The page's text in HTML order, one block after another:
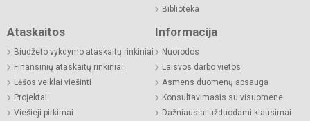
Biblioteka
Ataskaitos
Biudžeto vykdymo ataskaitų rinkiniai
Finansinių ataskaitų rinkiniai
Lėšos veiklai viešinti
Projektai
Viešieji pirkimai
Informacija
Nuorodos
Laisvos darbo vietos
Asmens duomenų apsauga
Konsultavimasis su visuomene
Dažniausiai užduodami klausimai